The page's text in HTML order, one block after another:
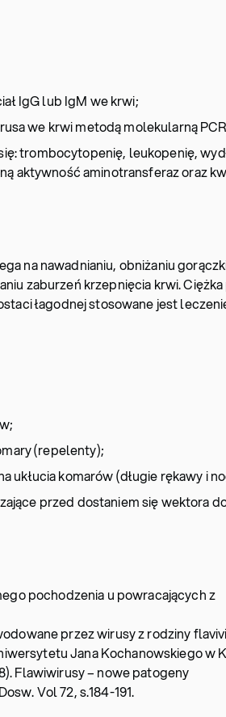
IgG lub IgM we krwi;
we krwi metodą molekularną
trombocytopenię, leukopenię,
aktywność aminotransferaz oraz
na nawadnianiu, obniżaniu
zaburzeń krzepnięcia krwi.
łagodnej stosowane jest
(repelenty);
ukłucia komarów (długie rękawy i
przed dostaniem się wektora
pochodzenia u powracających z
przez wirusy z rodziny
Jana Kochanowskiego w
Flawiwirusy – nowe patogeny
Vol 72, s.184-191.